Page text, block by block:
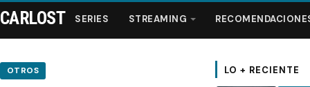
CARLOST SERIES STREAMING
OTROS LO + RECIENTE